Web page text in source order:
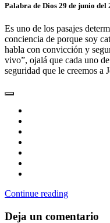
Palabra de Dios 29 de junio del
Es uno de los pasajes
conciencia de porque soy
habla con convicción y
vivo”, ojalá que cada uno
seguridad que le creemos a
Continue reading
Deja un comentario